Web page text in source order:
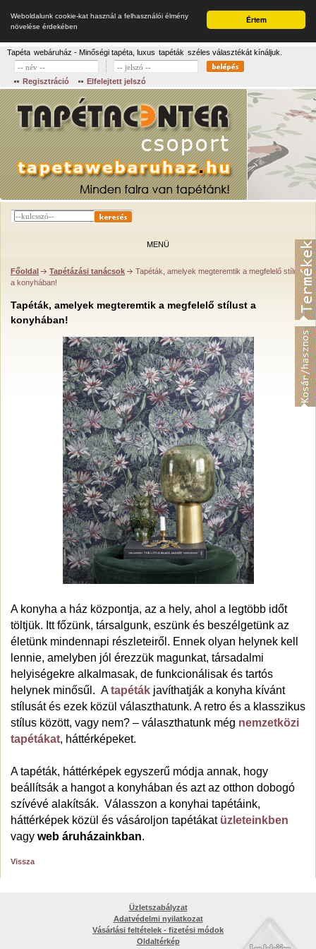
Értem
Weboldalunk cookie-kat használ a felhasználói élmény
növelése érdekében
Tapéta webáruház - Minőségi tapéta, luxus tapéták széles választékát kínáljuk.
Regisztráció Elfelejtett jelszó
MENÜ
Főoldal Tapétázási tanácsok
Tapéták, amelyek megteremtik a megfelelő stílust
a konyhában!
Tapéták, amelyek megteremtik a megfelelő stílust a
konyhában!
A konyha a ház központja, az a hely, ahol a legtöbb időt
töltjük. Itt főzünk, társalgunk, eszünk és beszélgetünk az
életünk mindennapi részleteiről. Ennek olyan helynek kell
lennie, amelyben jól érezzük magunkat, társadalmi
helyiségekre alkalmasak, de funkcionálisak és tartós
helynek minősűl. Atapéták javíthatják a konyha kívánt
stílusát és ezek közül választhatunk. A retro és a klasszikus
stílus között, vagy nem? – választhatunk még nemzetközi
tapétákat, háttérképeket.
A tapéták, háttérképek egyszerű módja annak, hogy
beállítsák a hangot a konyhában és azt az otthon dobogó
szívévé alakítsák. Válasszon a konyhai tapétáink,
háttérképek közül és vásároljon tapétákat üzleteinkben
vagy web áruházainkban.
Vissza
Üzletszabályzat
Adatvédelmi nyilatkozat
Vásárlási feltételek - fizetési módok
Oldaltérkép